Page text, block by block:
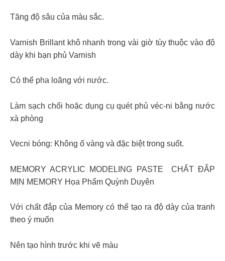
Tăng độ sâu của màu sắc.
Varnish Brillant khô nhanh trong vài giờ tùy thuộc vào độ
dày khi bạn phủ Varnish
Có thể pha loãng với nước.
Làm sạch chổi hoặc dụng cụ quét phủ véc-ni bằng nước
xà phòng
Vecni bóng: Không ố vàng và đặc biệt trong suốt.
MEMORY ACRYLIC MODELING PASTE CHẤT ĐẮP
MỊN MEMORY Họa Phẩm Quỳnh Duyên
Với chất đắp của Memory có thể tạo ra độ dày của tranh
theo ý muốn
Nên tạo hình trước khi vẽ màu